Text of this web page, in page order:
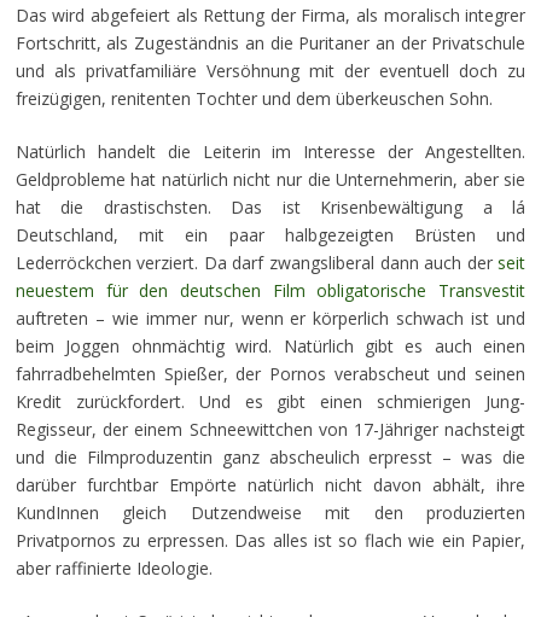
Das wird abgefeiert als Rettung der Firma, als moralisch integrer
Fortschritt, als Zugeständnis an die Puritaner an der Privatschule
und als privatfamiliäre Versöhnung mit der eventuell doch zu
freizügigen, renitenten Tochter und dem überkeuschen Sohn.
Natürlich handelt die Leiterin im Interesse der Angestellten.
Geldprobleme hat natürlich nicht nur die Unternehmerin, aber sie
hat die drastischsten. Das ist Krisenbewältigung a lá
Deutschland, mit ein paar halbgezeigten Brüsten und
Lederröckchen verziert. Da darf zwangsliberal dann auch der seit
neuestem für den deutschen Film obligatorische Transvestit
auftreten – wie immer nur, wenn er körperlich schwach ist und
beim Joggen ohnmächtig wird. Natürlich gibt es auch einen
fahrradbehelmten Spießer, der Pornos verabscheut und seinen
Kredit zurückfordert. Und es gibt einen schmierigen Jung-
Regisseur, der einem Schneewittchen von 17-Jähriger nachsteigt
und die Filmproduzentin ganz abscheulich erpresst – was die
darüber furchtbar Empörte natürlich nicht davon abhält, ihre
KundInnen gleich Dutzendweise mit den produzierten
Privatpornos zu erpressen. Das alles ist so flach wie ein Papier,
aber raffinierte Ideologie.